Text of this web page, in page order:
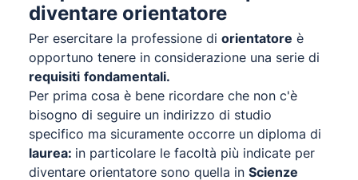
diventare orientatore
Per esercitare la professione di orientatore è
opportuno tenere in considerazione una serie di
requisiti fondamentali.
Per prima cosa è bene ricordare che non c'è
bisogno di seguire un indirizzo di studio
specifico ma sicuramente occorre un diploma di
laurea: in particolare le facoltà più indicate per
diventare orientatore sono quella in Scienze